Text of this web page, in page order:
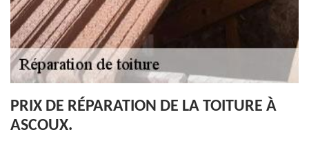
PRIX DE RÉPARATION DE LA TOITURE À
ASCOUX.